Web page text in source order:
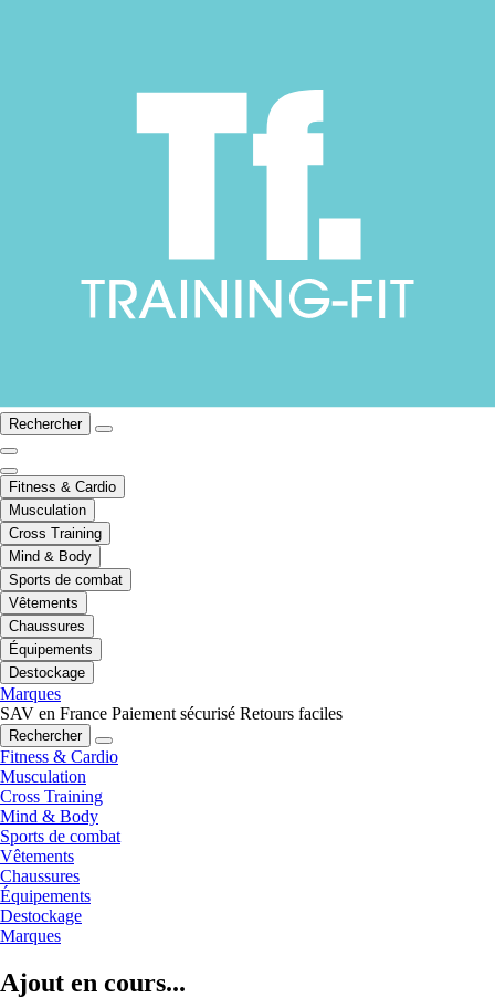
Rechercher
Fitness & Cardio
Musculation
Cross Training
Mind & Body
Sports de combat
Vêtements
Chaussures
Équipements
Destockage
Marques
SAV en France Paiement sécurisé Retours faciles
Rechercher
Fitness & Cardio
Musculation
Cross Training
Mind & Body
Sports de combat
Vêtements
Chaussures
Équipements
Destockage
Marques
Ajout en cours...